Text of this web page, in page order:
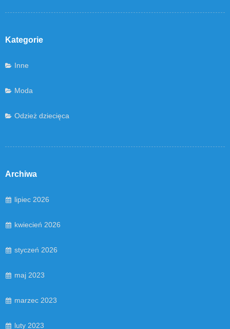
Kategorie
Inne
Moda
Odzież dziecięca
Archiwa
lipiec 2026
kwiecień 2026
styczeń 2026
maj 2023
marzec 2023
luty 2023